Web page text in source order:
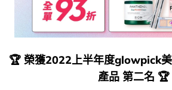
🏆 榮獲2022上半年度glowpick
產品 第二名 🏆